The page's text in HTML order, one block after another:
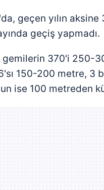
geçen yılın
geçiş yapmadı.
gemilerin 370'i 250-
150-200 metre, 3
ise 100 metreden